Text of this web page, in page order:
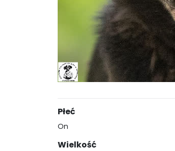
Płeć
On
Wielkość